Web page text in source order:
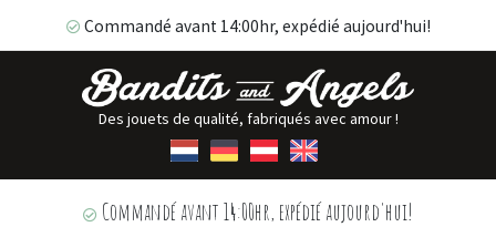
Commandé avant 14:00hr, expédié aujourd'hui!
Des jouets de qualité, fabriqués avec amour !
Commandé avant 14:00hr, expédié aujourd'hui!